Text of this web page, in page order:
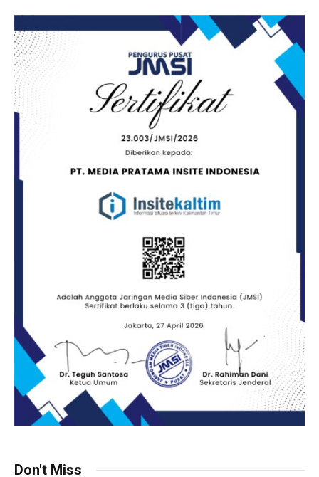
Don't Miss